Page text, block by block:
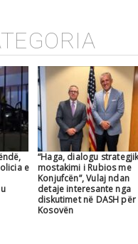
e
“Haga, dialogu
mostakimi i Rubios me
Konjufcën”, Vulaj ndan
detaje interesante nga
diskutimet në DASH për
Kosovën